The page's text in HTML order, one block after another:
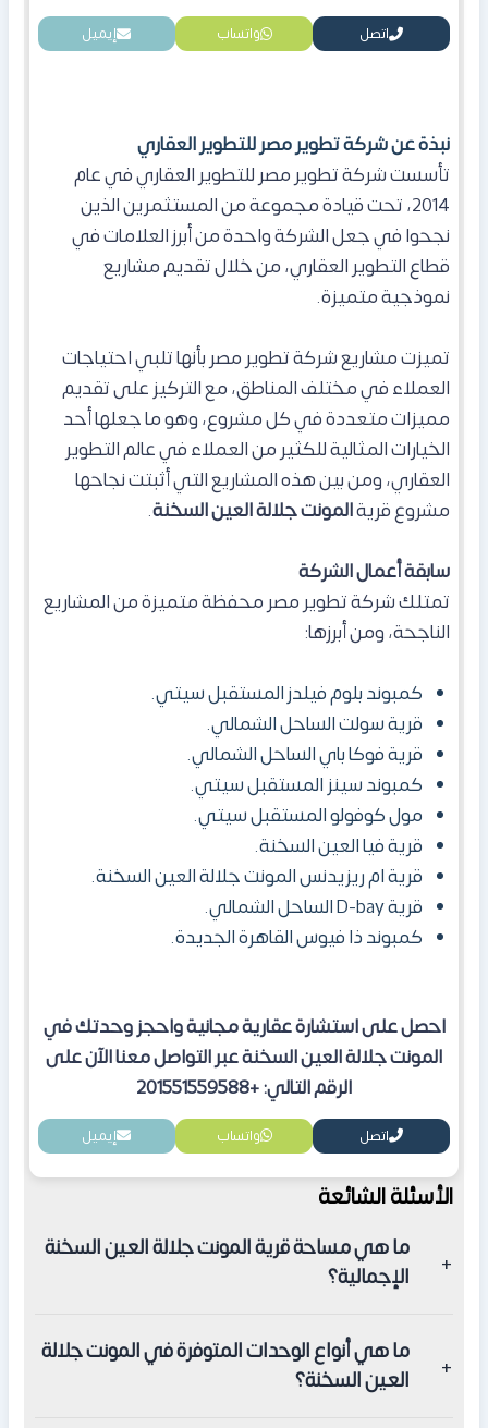
اتصل واتساب إيميل
نبذة عن شركة تطوير مصر للتطوير العقاري
تأسست شركة تطوير مصر للتطوير العقاري في عام
2014، تحت قيادة مجموعة من المستثمرين الذين
نجحوا في جعل الشركة واحدة من أبرز العلامات في
قطاع التطوير العقاري، من خلال تقديم مشاريع
نموذجية متميزة.
تميزت مشاريع شركة تطوير مصر بأنها تلبي احتياجات
العملاء في مختلف المناطق، مع التركيز على تقديم
مميزات متعددة في كل مشروع، وهو ما جعلها أحد
الخيارات المثالية للكثير من العملاء في عالم التطوير
العقاري، ومن بين هذه المشاريع التي أثبتت نجاحها
مشروع قريةالمونت جلالة العين السخنة.
سابقة أعمال الشركة
تمتلك شركة تطوير مصر محفظة متميزة من المشاريع
الناجحة، ومن أبرزها:
كمبوند بلوم فيلدز المستقبل سيتي.
قرية سولت الساحل الشمالي.
قرية فوكا باي الساحل الشمالي.
كمبوند سينز المستقبل سيتي.
مول كوفولو المستقبل سيتي.
قرية فيا العين السخنة.
قرية ام ريزيدنس المونت جلالة العين السخنة.
قرية D-bay الساحل الشمالي.
كمبوند ذا فيوس القاهرة الجديدة.
احصل على استشارة عقارية مجانية واحجز وحدتك في
المونت جلالة العين السخنة عبر التواصل معنا الآن على
الرقم التالي: +201551559588
اتصل واتساب إيميل
الأسئلة الشائعة
ما هي مساحة قرية المونت جلالة العين السخنة
الإجمالية؟
تبلغ مساحة المشروع الإجمالية حوالي 520 فدان.
ما هي أنواع الوحدات المتوفرة في المونت جلالة
العين السخنة؟